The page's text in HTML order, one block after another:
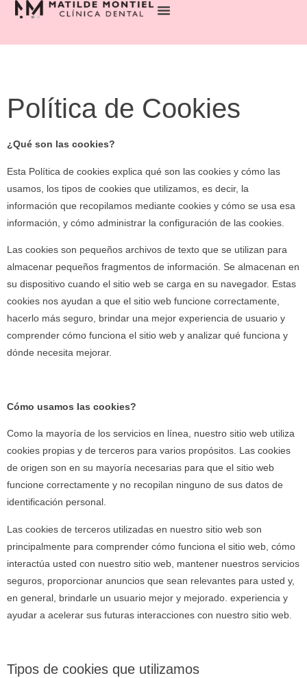
Política de Cookies
¿Qué son las cookies?
Esta Política de cookies explica qué son las cookies y cómo las
usamos, los tipos de cookies que utilizamos, es decir, la
información que recopilamos mediante cookies y cómo se usa esa
información, y cómo administrar la configuración de las cookies.
Las cookies son pequeños archivos de texto que se utilizan para
almacenar pequeños fragmentos de información. Se almacenan en
su dispositivo cuando el sitio web se carga en su navegador. Estas
cookies nos ayudan a que el sitio web funcione correctamente,
hacerlo más seguro, brindar una mejor experiencia de usuario y
comprender cómo funciona el sitio web y analizar qué funciona y
dónde necesita mejorar.
Cómo usamos las cookies?
Como la mayoría de los servicios en línea, nuestro sitio web utiliza
cookies propias y de terceros para varios propósitos. Las cookies
de origen son en su mayoría necesarias para que el sitio web
funcione correctamente y no recopilan ninguno de sus datos de
identificación personal.
Las cookies de terceros utilizadas en nuestro sitio web son
principalmente para comprender cómo funciona el sitio web, cómo
interactúa usted con nuestro sitio web, mantener nuestros servicios
seguros, proporcionar anuncios que sean relevantes para usted y,
en general, brindarle un usuario mejor y mejorado. experiencia y
ayudar a acelerar sus futuras interacciones con nuestro sitio web.
Tipos de cookies que utilizamos